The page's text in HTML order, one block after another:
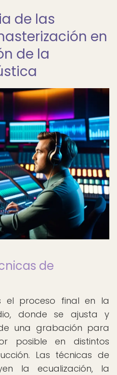
de las
en
de la
de
el proceso final en la
donde se ajusta y
una grabación para
posible en distintos
Las técnicas de
la ecualización, la